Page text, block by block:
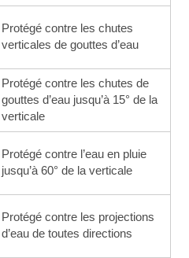
Protégé contre les chutes
verticales de gouttes d’eau
Protégé contre les chutes de
gouttes d’eau jusqu’à 15° de la
verticale
Protégé contre l’eau en pluie
jusqu’à 60° de la verticale
Protégé contre les projections
d’eau de toutes directions